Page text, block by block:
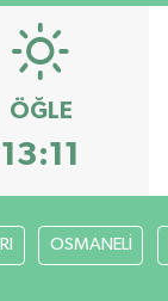
ÖĞLE
13:11
OSMANELİ